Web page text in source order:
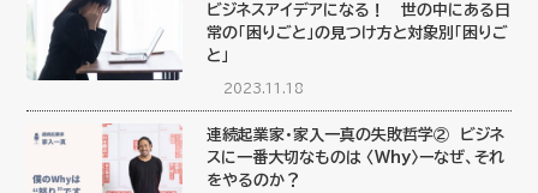
ビジネスアイデアになる！ 世の中にある日
常の「困りごと」の見つけ方と対象別「困りご
と」
2023.11.18
連続起業家・家入一真の失敗哲学② ビジネ
スに一番大切なものは 〈Why〉ーなぜ、それ
をやるのか？